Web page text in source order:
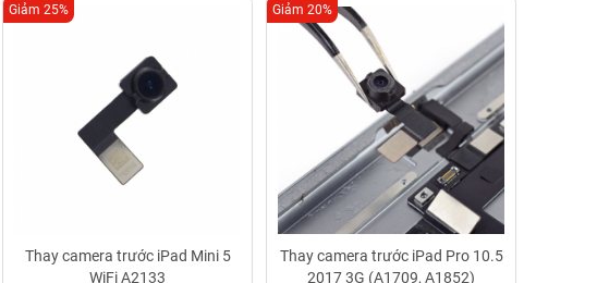
Thay camera trước iPad Mini 5
WiFi A2133
Giảm 25%
Thay camera trước iPad Pro 10.5
2017 3G (A1709, A1852)
Giảm 20%